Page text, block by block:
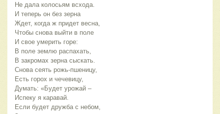
Не дала колосьям всхода.
И теперь он без зерна
Ждет, когда ж придет весна,
Чтобы снова выйти в поле
И свое умерить горе:
В поле землю распахать,
В закромах зерна сыскать.
Снова сеять рожь-пшеницу,
Есть горох и чечевицу,
Думать: «Будет урожай –
Испеку я каравай.
Если будет дружба с небом,